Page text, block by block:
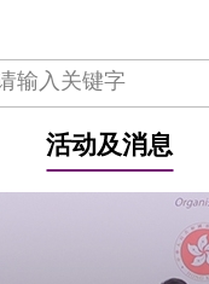
活动及消息